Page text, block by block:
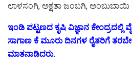
ಲಾಳಸಂಗಿ, ಅಕ್ಷತಾ ಜಂಬಗಿ, ಅಂಬುಬಾಯಿ
ಇಂಡಿ ಪಟ್ಟಣದ ಕೃಷಿ ವಿಜ್ಞಾನ ಕೇಂದ್ರದಲ್ಲಿ
ಸಾಗಾಣ ಕೆ ಮೂರು ದಿನಗಳ ರೈತರಿಗೆ
ಮಾತನಾಡಿದರು.